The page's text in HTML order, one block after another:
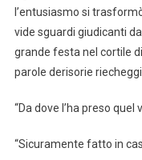
l’entusiasmo si
vide sguardi giudicanti
grande festa nel cortile
parole derisorie
“Da dove l’ha preso
“Sicuramente fatto in